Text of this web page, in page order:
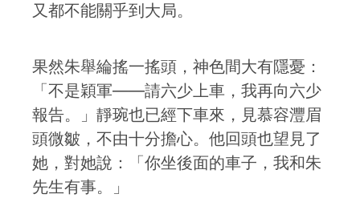
又都不能關乎到大局。
果然朱舉綸搖一搖頭，神色間大有隱憂：
「不是穎軍——請六少上車，我再向六少
報告。」靜琬也已經下車來，見慕容灃眉
頭微皺，不由十分擔心。他回頭也望見了
她，對她說：「你坐後面的車子，我和朱
先生有事。」